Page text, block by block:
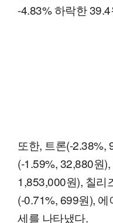
-4.83% 하락한
또한, 트론(-2.38%,
(-1.59%, 32,880원
1,853,000원), 칠리
(-0.71%, 699원),
세를 나타냈다.